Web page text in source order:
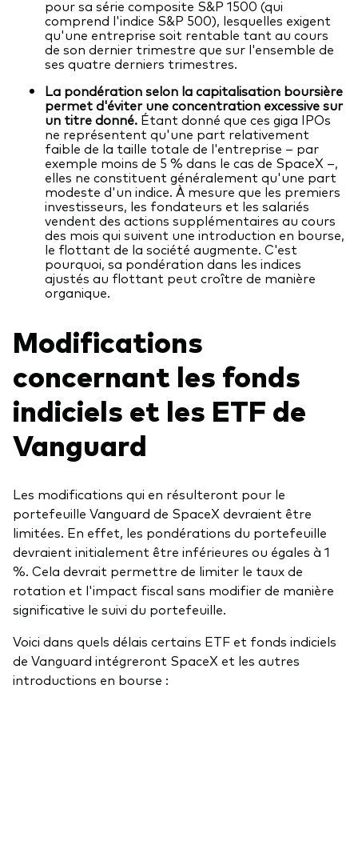
pour sa série composite S&P 1500 (qui
comprend l'indice S&P 500), lesquelles exigent
qu'une entreprise soit rentable tant au cours
de son dernier trimestre que sur l'ensemble de
ses quatre derniers trimestres.
La pondération selon la capitalisation boursière
permet d'éviter une concentration excessive sur
un titre donné. Étant donné que ces giga IPOs
ne représentent qu'une part relativement
faible de la taille totale de l'entreprise – par
exemple moins de 5 % dans le cas de SpaceX –,
elles ne constituent généralement qu'une part
modeste d'un indice. À mesure que les premiers
investisseurs, les fondateurs et les salariés
vendent des actions supplémentaires au cours
des mois qui suivent une introduction en bourse,
le flottant de la société augmente. C'est
pourquoi, sa pondération dans les indices
ajustés au flottant peut croître de manière
organique.
Modifications
concernant les fonds
indiciels et les ETF de
Vanguard
Les modifications qui en résulteront pour le
portefeuille Vanguard de SpaceX devraient être
limitées. En effet, les pondérations du portefeuille
devraient initialement être inférieures ou égales à 1
%. Cela devrait permettre de limiter le taux de
rotation et l'impact fiscal sans modifier de manière
significative le suivi du portefeuille.
Voici dans quels délais certains ETF et fonds indiciels
de Vanguard intégreront SpaceX et les autres
introductions en bourse :